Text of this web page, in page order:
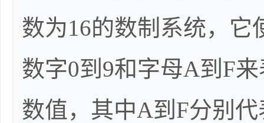
数为16的数制系统，它
数字0到9和字母A到F
数值，其中A到F分别代